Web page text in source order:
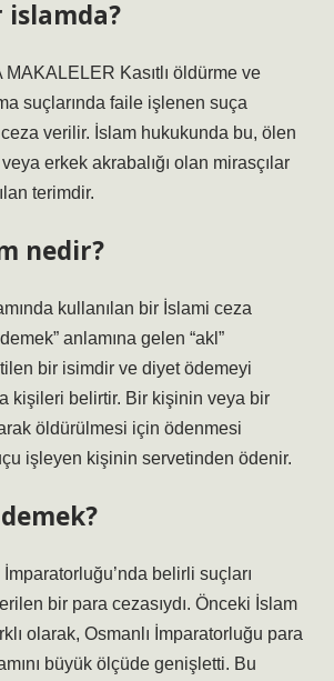
Kasıtlı öldürme ve
suçlarında faile işlenen suça
ceza verilir. İslam hukukunda bu, ölen
erkek akrabalığı olan mirasçılar
terimdir.
nedir?
kullanılan bir İslami ceza
anlamına gelen “akl”
bir isimdir ve diyet ödemeyi
kişileri belirtir. Bir kişinin veya bir
öldürülmesi için ödenmesi
işleyen kişinin servetinden ödenir.
belirli suçları
bir para cezasıydı. Önceki İslam
olarak, Osmanlı İmparatorluğu para
büyük ölçüde genişletti. Bu